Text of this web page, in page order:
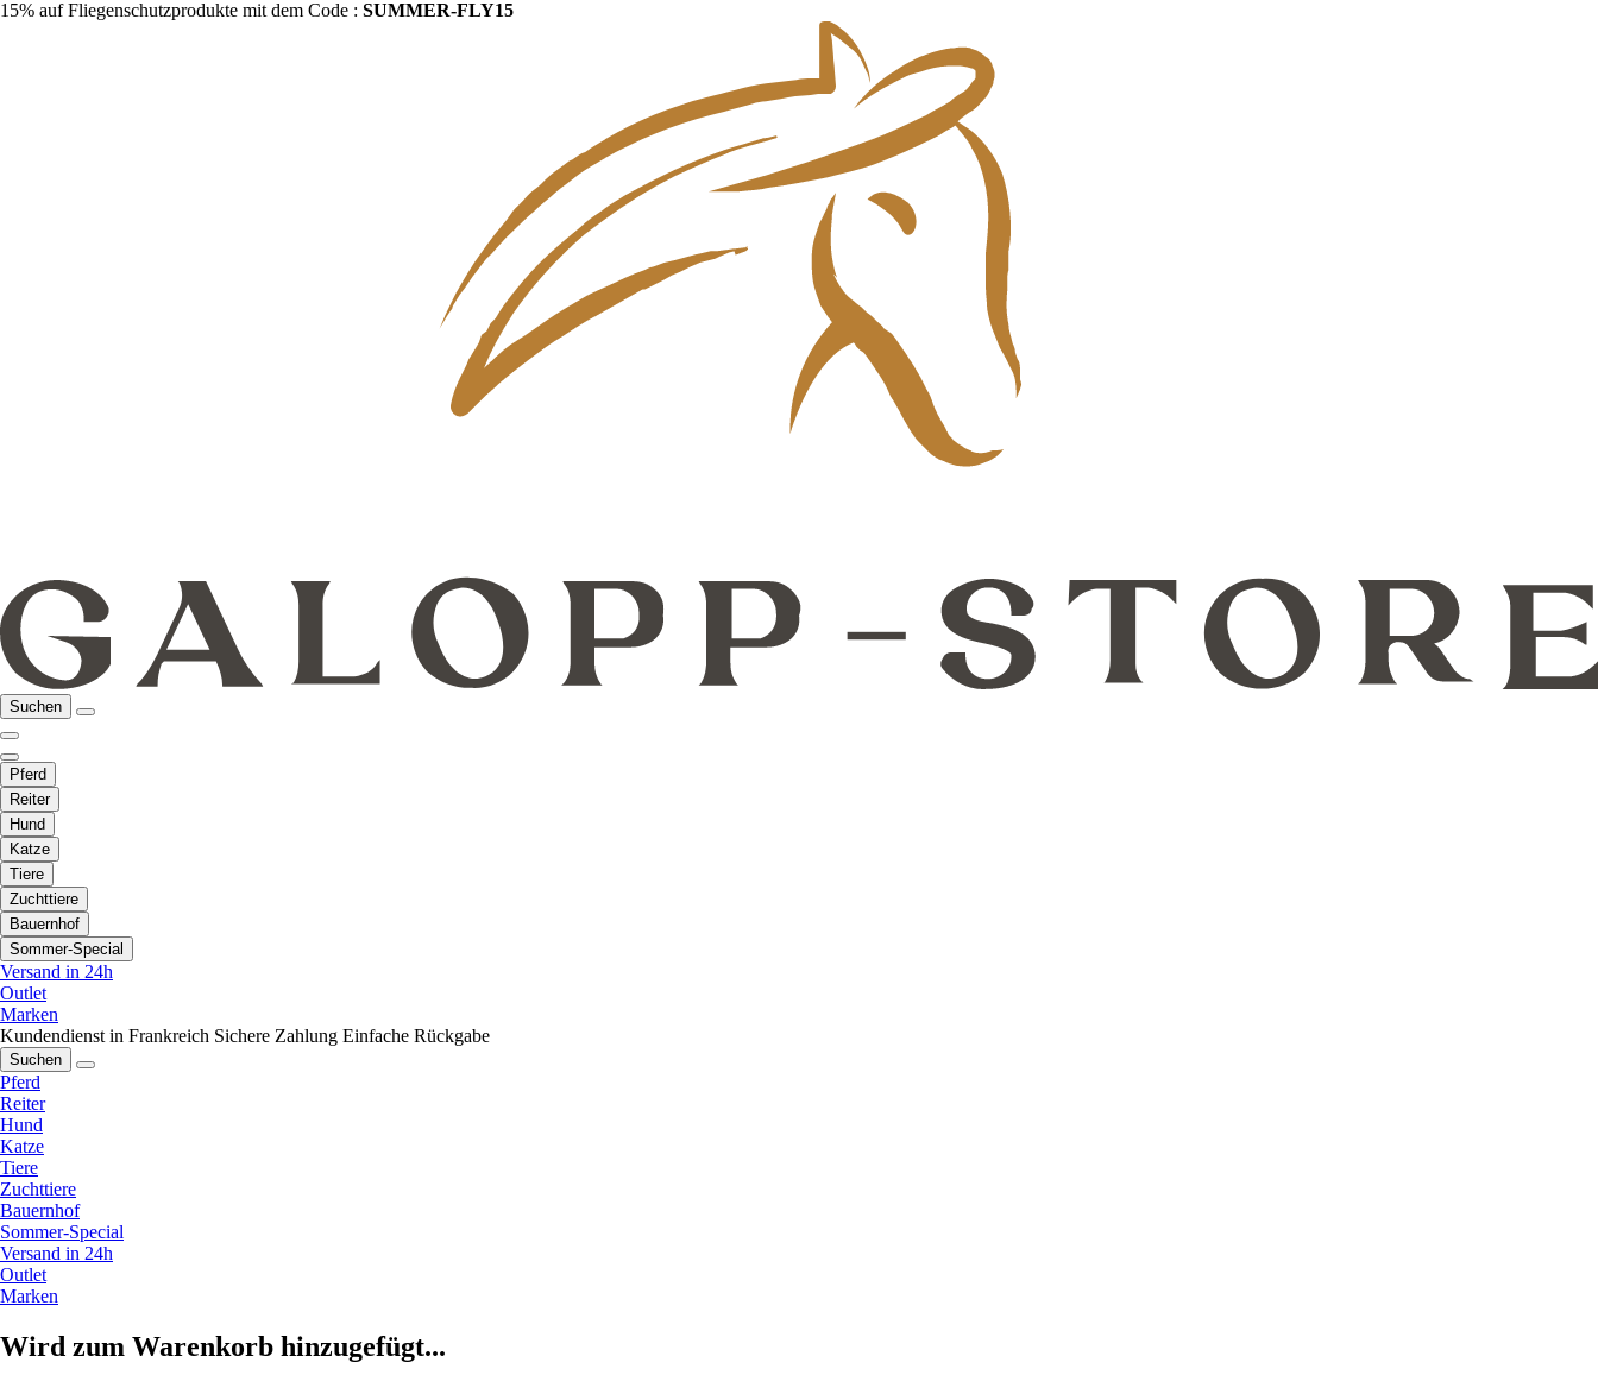
15% auf Fliegenschutzprodukte mit dem Code : SUMMER-FLY15
Suchen
Pferd
Reiter
Hund
Katze
Tiere
Zuchttiere
Bauernhof
Sommer-Special
Versand in 24h
Outlet
Marken
Kundendienst in Frankreich Sichere Zahlung Einfache Rückgabe
Suchen
Pferd
Reiter
Hund
Katze
Tiere
Zuchttiere
Bauernhof
Sommer-Special
Versand in 24h
Outlet
Marken
Wird zum Warenkorb hinzugefügt...